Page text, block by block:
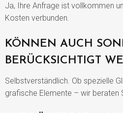
Ja, Ihre Anfrage ist vollkommen
Kosten verbunden.
KÖNNEN AUCH
BERÜCKSICHTIGT
Selbstverständlich. Ob spezielle
grafische Elemente – wir beraten